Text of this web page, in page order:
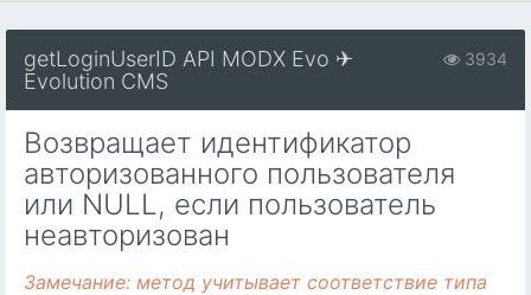
3934
getLoginUserID API MODX Evo ✈
Evolution CMS
Возвращает идентификатор
авторизованного пользователя
или NULL, если пользователь
неавторизован
Замечание: метод учитывает соответствие типа